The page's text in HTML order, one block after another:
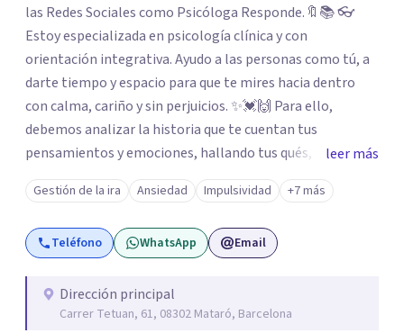
las Redes Sociales como Psicóloga Responde.🔖📚 👓
Estoy especializada en psicología clínica y con
orientación integrativa. Ayudo a las personas como tú, a
darte tiempo y espacio para que te mires hacia dentro
con calma, cariño y sin perjuicios. ✨💓🙌 Para ello,
debemos analizar la historia que te cuentan tus
pensamientos y emociones, hallando tus qués, tus
cómos, tus porqués, tus cuándos y tus dóndes a lo largo
de tu vida. Así, podrás desenredar el lío que es vivir, podrás
aceptar quien eres: un ser humano que siente, que piensa
y que hace; un ser que se contradice, que tiene dudas y que
leer más
Gestión de la ira Ansiedad Impulsividad +7 más
Teléfono WhatsApp Email
Dirección principal
Carrer Tetuan, 61, 08302 Mataró, Barcelona